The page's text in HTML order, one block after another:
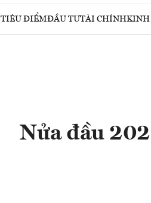
TIÊU ĐIỂMĐẦU TƯTÀI CHÍNHKINH
Nửa đầu